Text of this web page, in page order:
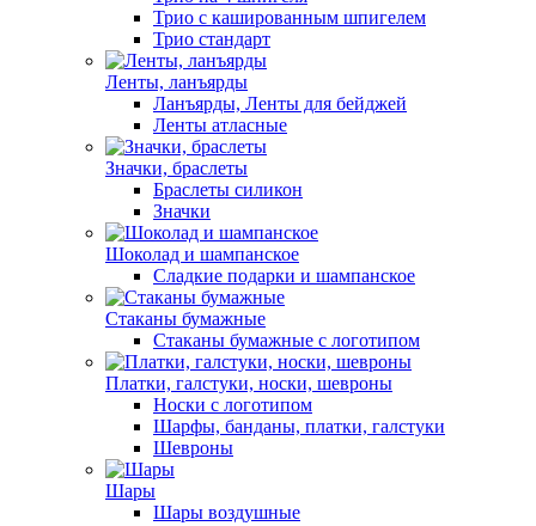
Трио с кашированным шпигелем
Трио стандарт
Ленты, ланъярды
Ланъярды, Ленты для бейджей
Ленты атласные
Значки, браслеты
Браслеты силикон
Значки
Шоколад и шампанское
Сладкие подарки и шампанское
Стаканы бумажные
Стаканы бумажные с логотипом
Платки, галстуки, носки, шевроны
Носки с логотипом
Шарфы, банданы, платки, галстуки
Шевроны
Шары
Шары воздушные